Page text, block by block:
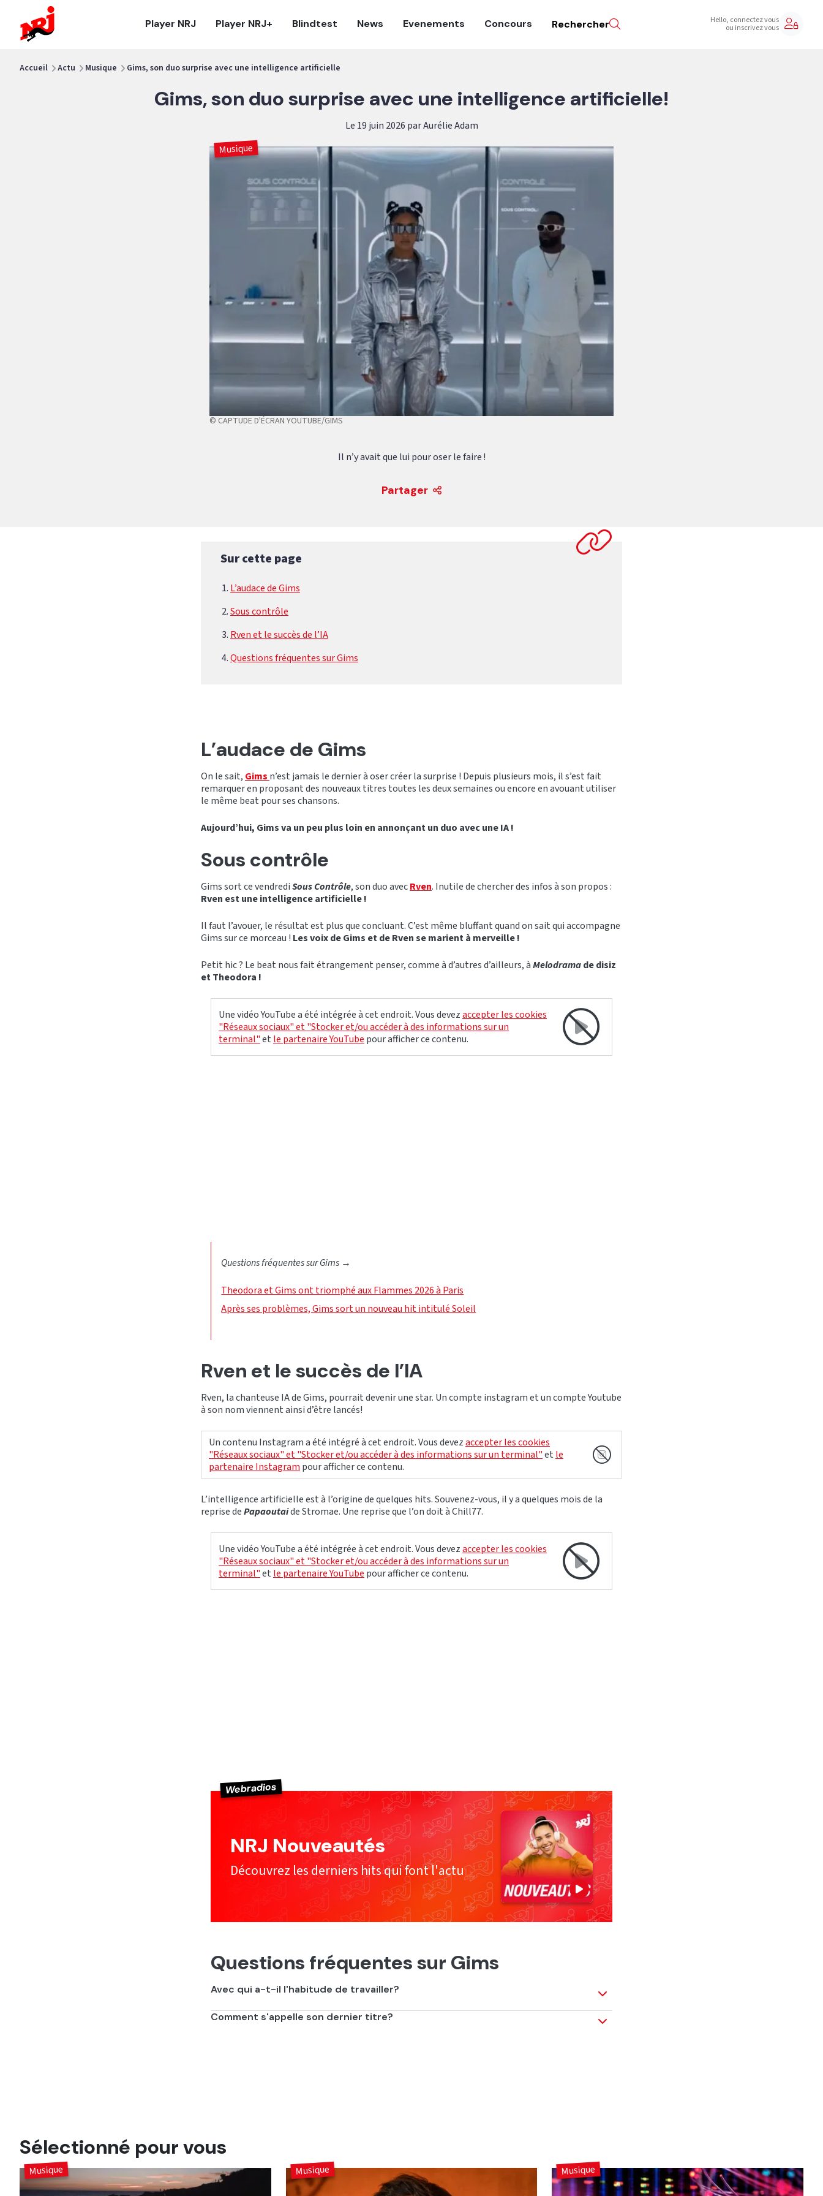
Player NRJ Player NRJ+ Blindtest News Evenements Concours Rechercher Hello, connectez vous
ou inscrivez vous
Accueil Actu Musique Gims, son duo surprise avec une intelligence artificielle
Gims, son duo surprise avec une intelligence artificielle!
Le 19 juin 2026 par Aurélie Adam
Musique
© CAPTUDE D'ÉCRAN YOUTUBE/GIMS
Il n’y avait que lui pour oser le faire !
Partager
Sur cette page
L’audace de Gims
Sous contrôle
Rven et le succès de l’IA
Questions fréquentes sur Gims
L’audace de Gims
On le sait, Gims n’est jamais le dernier à oser créer la surprise ! Depuis plusieurs mois, il s’est fait
remarquer en proposant des nouveaux titres toutes les deux semaines ou encore en avouant utiliser
le même beat pour ses chansons.
Aujourd’hui, Gims va un peu plus loin en annonçant un duo avec une IA !
Sous contrôle
Gims sort ce vendrediSous Contrôle, son duo avecRven. Inutile de chercher des infos à son propos :
Rven est une intelligence artificielle !
Il faut l’avouer, le résultat est plus que concluant. C’est même bluffant quand on sait qui accompagne
Gims sur ce morceau ! Les voix de Gims et de Rven se marient à merveille !
Petit hic ? Le beat nous fait étrangement penser, comme à d’autres d’ailleurs, àMelodramade disiz
et Theodora !
Une vidéo YouTube a été intégrée à cet endroit. Vous devezaccepter les cookies
"Réseaux sociaux" et "Stocker et/ou accéder à des informations sur un
terminal"et le partenaire YouTube pour afficher ce contenu.
Questions fréquentes sur Gims →
Theodora et Gims ont triomphé aux Flammes 2026 à Paris
Après ses problèmes, Gims sort un nouveau hit intitulé Soleil
Rven et le succès de l’IA
Rven, la chanteuse IA de Gims, pourrait devenir une star. Un compte instagram et un compte Youtube
à son nom viennent ainsi d’être lancés!
Un contenu Instagram a été intégré à cet endroit. Vous devezaccepter les cookies
"Réseaux sociaux" et "Stocker et/ou accéder à des informations sur un terminal"et le
partenaire Instagram pour afficher ce contenu.
L’intelligence artificielle est à l’origine de quelques hits. Souvenez-vous, il y a quelques mois de la
reprise dePapaoutaide Stromae. Une reprise que l’on doit à Chill77.
Une vidéo YouTube a été intégrée à cet endroit. Vous devezaccepter les cookies
"Réseaux sociaux" et "Stocker et/ou accéder à des informations sur un
terminal"et le partenaire YouTube pour afficher ce contenu.
Webradios
NRJ Nouveautés
Découvrez les derniers hits qui font l'actu
Questions fréquentes sur Gims
Avec qui a-t-il l'habitude de travailler?
Gims est fidèle au producteur Maximum Beats.
Comment s'appelle son dernier titre?
Sélectionné pour vous
Musique Musique Musique